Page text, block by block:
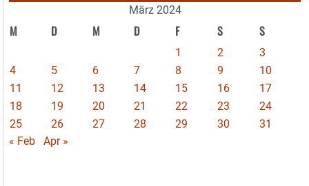
März 2024
M D M D F S S
1 2
3
4
5 6 7 8 9
10
11
12 13 14 15 16
17
18
19 20 21 22 23
24
25
26 27 28 29 30
31
« Feb
Apr »